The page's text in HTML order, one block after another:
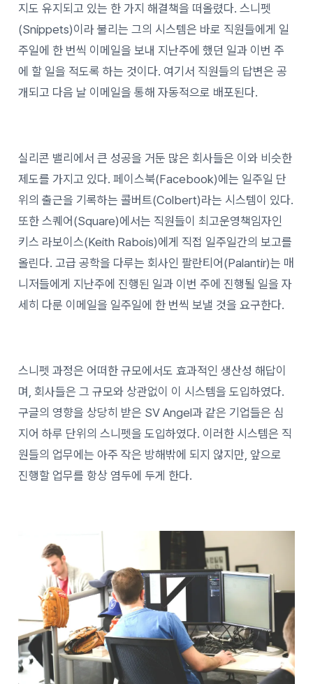
지도 유지되고 있는 한 가지 해결책을 떠올렸다. 스니펫
(Snippets)이라 불리는 그의 시스템은 바로 직원들에게 일
주일에 한 번씩 이메일을 보내 지난주에 했던 일과 이번 주
에 할 일을 적도록 하는 것이다. 여기서 직원들의 답변은 공
개되고 다음 날 이메일을 통해 자동적으로 배포된다.
실리콘 밸리에서 큰 성공을 거둔 많은 회사들은 이와 비슷한
제도를 가지고 있다. 페이스북(Facebook)에는 일주일 단
위의 출근을 기록하는 콜버트(Colbert)라는 시스템이 있다.
또한 스퀘어(Square)에서는 직원들이 최고운영책임자인
키스 라보이스(Keith Rabois)에게 직접 일주일간의 보고를
올린다. 고급 공학을 다루는 회사인 팔란티어(Palantir)는 매
니저들에게 지난주에 진행된 일과 이번 주에 진행될 일을 자
세히 다룬 이메일을 일주일에 한 번씩 보낼 것을 요구한다.
스니펫 과정은 어떠한 규모에서도 효과적인 생산성 해답이
며, 회사들은 그 규모와 상관없이 이 시스템을 도입하였다.
구글의 영향을 상당히 받은 SV Angel과 같은 기업들은 심
지어 하루 단위의 스니펫을 도입하였다. 이러한 시스템은 직
원들의 업무에는 아주 작은 방해밖에 되지 않지만, 앞으로
진행할 업무를 항상 염두에 두게 한다.